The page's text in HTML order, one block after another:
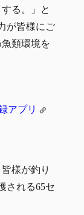
る。」と
が皆様にご
類環境を
アプリ
様が釣り
される65セ